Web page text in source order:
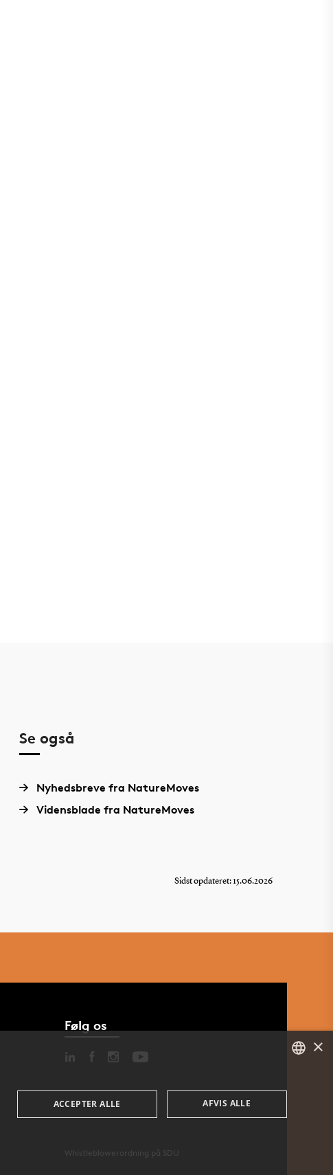
Se også
Nyhedsbreve fra NatureMoves
Vidensblade fra NatureMoves
Sidst opdateret: 15.06.2026
Følg os
Whistleblowerordning på SDU
ENGLISH
×
ACCEPTER ALLE AFVIS ALLE